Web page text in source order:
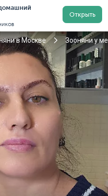
Открыть
Регистрация
в Москве Зооняни у